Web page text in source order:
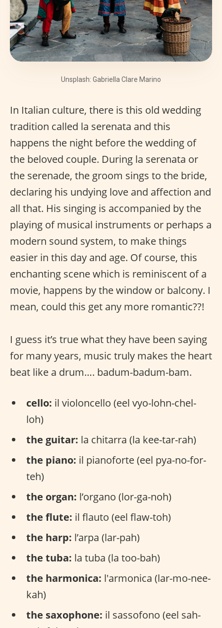
Unsplash: Gabriella Clare Marino
In Italian culture, there is this old wedding
tradition called la serenata and this
happens the night before the wedding of
the beloved couple. During la serenata or
the serenade, the groom sings to the bride,
declaring his undying love and affection and
all that. His singing is accompanied by the
playing of musical instruments or perhaps a
modern sound system, to make things
easier in this day and age. Of course, this
enchanting scene which is reminiscent of a
movie, happens by the window or balcony. I
mean, could this get any more romantic??!
I guess it’s true what they have been saying
for many years, music truly makes the heart
beat like a drum…. badum-badum-bam.
cello: il violoncello (eel vyo-lohn-chel-
loh)
the guitar: la chitarra (la kee-tar-rah)
the piano: il pianoforte (eel pya-no-for-
teh)
the organ: l’organo (lor-ga-noh)
the flute: il flauto (eel flaw-toh)
the harp: l’arpa (lar-pah)
the tuba: la tuba (la too-bah)
the harmonica: l'armonica (lar-mo-nee-
kah)
the saxophone: il sassofono (eel sah-